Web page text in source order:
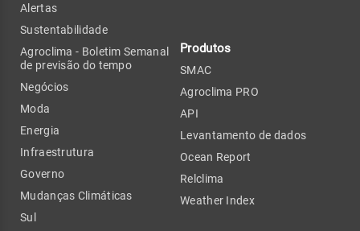
Alertas
Sustentabilidade
Agroclima - Boletim Semanal
de previsão do tempo
Negócios
Moda
Energia
Infraestrutura
Governo
Mudanças Climáticas
Sul
Produtos
SMAC
Agroclima PRO
API
Levantamento de dados
Ocean Report
Relclima
Weather Index